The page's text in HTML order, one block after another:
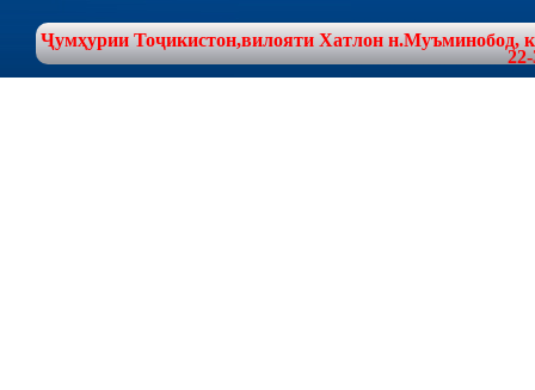
Ҷумҳурии Тоҷикистон,вилояти Хатлон н.Муъминобод,